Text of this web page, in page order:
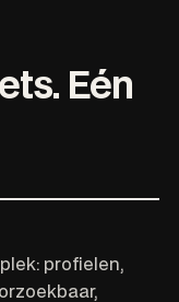
Eén
profielen,